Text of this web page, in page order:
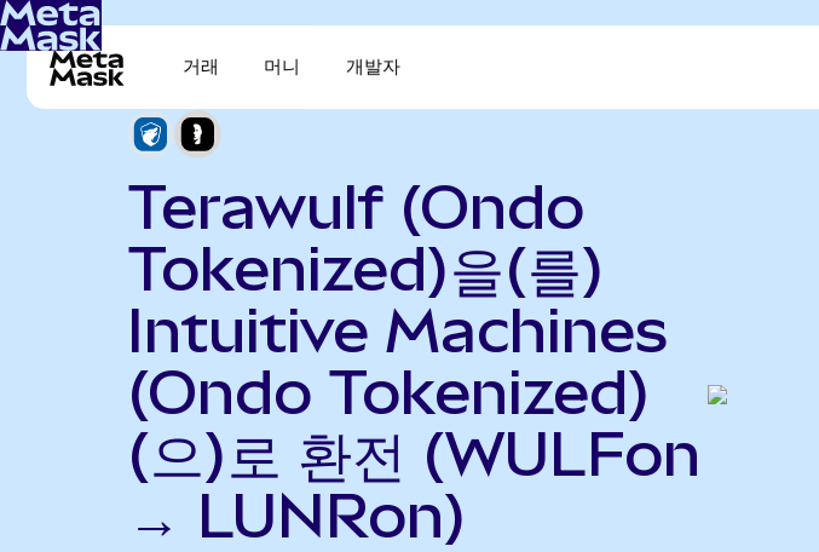
거래 머니 개발자
Terawulf (Ondo
Tokenized)을(를)
Intuitive Machines
(Ondo Tokenized)
(으)로 환전 (WULFon
→ LUNRon)